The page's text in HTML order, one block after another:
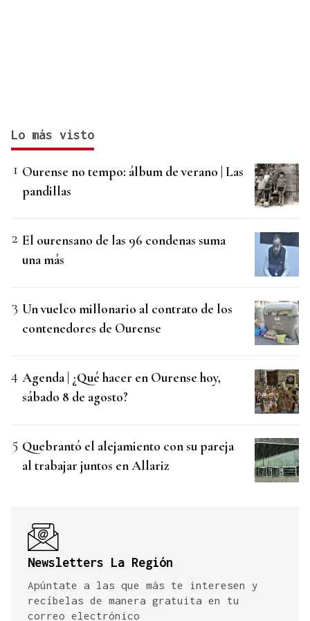
Lo más visto
Ourense no tempo: álbum de verano | Las
pandillas
El ourensano de las 96 condenas suma
una más
Un vuelco millonario al contrato de los
contenedores de Ourense
Agenda | ¿Qué hacer en Ourense hoy,
sábado 8 de agosto?
Quebrantó el alejamiento con su pareja
al trabajar juntos en Allariz
Newsletters La Región
Apúntate a las que más te interesen y
recíbelas de manera gratuita en tu
correo electrónico